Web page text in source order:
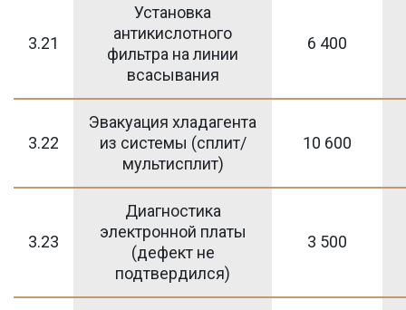
3.21
Установка
антикислотного
фильтра на линии
всасывания
6 400
3.22
Эвакуация хладагента
из системы (сплит/
мультисплит)
10 600
3.23
Диагностика
электронной платы
(дефект не
подтвердился)
3 500